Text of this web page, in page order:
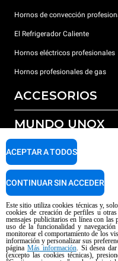
Hornos de convección
El Refrigerador Caliente
Hornos eléctricos profesionales
Hornos profesionales de gas
ACCESORIOS
Todos los accesorios
Detergentes para lavado
Detergentes para lavado manual
Tratamiento de agua con filtros
MUNDO UNOX
Nuestras sedes en el mundo
SOPORTE
Garantía Unox
Centros de servicio técnico
Copyright 2026 UNOX SpA
n ° 04230750285 - REA
Aviso sobre el contenido generado
Este sitio utiliza cookies técnicas y,
cookies de creación de perfiles u
mensajes publicitarios en línea con las
uso de la funcionalidad y
monitorear el comportamiento de los
información y personalizar sus
página Más información. Si desea
(excepto las cookies técnicas),
ACEPTAR A TODOS
CONTINUAR SIN ACCEDER